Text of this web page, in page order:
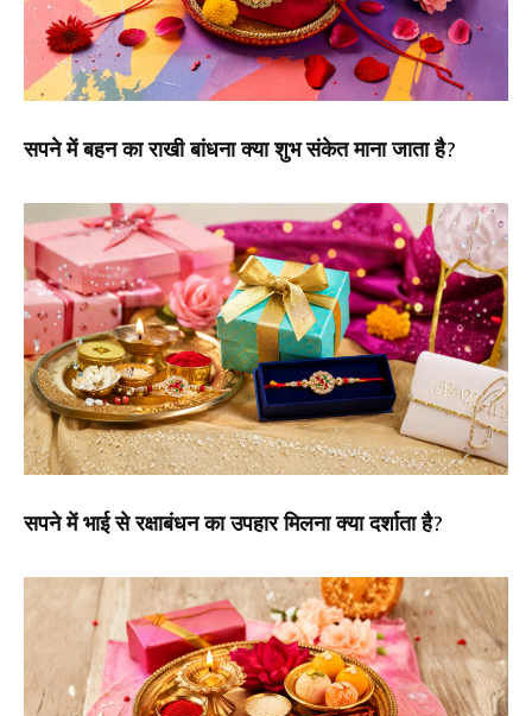
सपने में बहन का राखी बांधना क्या शुभ संकेत माना जाता है?
सपने में भाई से रक्षाबंधन का उपहार मिलना क्या दर्शाता है?